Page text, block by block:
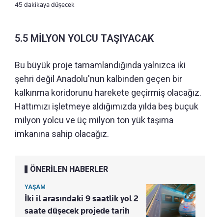
45 dakikaya düşecek
5.5 MİLYON YOLCU TAŞIYACAK
Bu büyük proje tamamlandığında yalnızca iki
şehri değil Anadolu'nun kalbinden geçen bir
kalkınma koridorunu harekete geçirmiş olacağız.
Hattımızı işletmeye aldığımızda yılda beş buçuk
milyon yolcu ve üç milyon ton yük taşıma
imkanına sahip olacağız.
ÖNERİLEN HABERLER
YAŞAM
İki il arasındaki 9 saatlik yol 2
saate düşecek projede tarih